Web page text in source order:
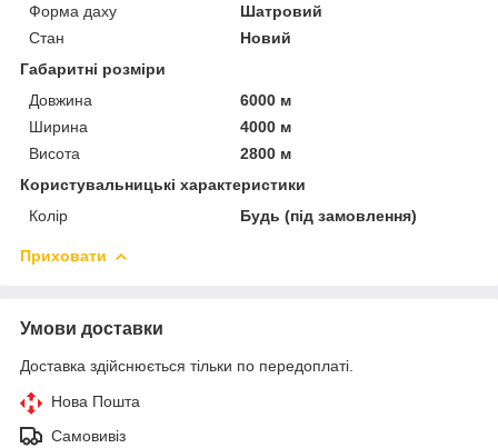
Форма даху
Шатровий
Стан
Новий
Габаритні розміри
Довжина
6000 м
Ширина
4000 м
Висота
2800 м
Користувальницькі характеристики
Колір
Будь (під замовлення)
Приховати
Умови доставки
Доставка здійснюється тільки по передоплаті.
Нова Пошта
Самовивіз